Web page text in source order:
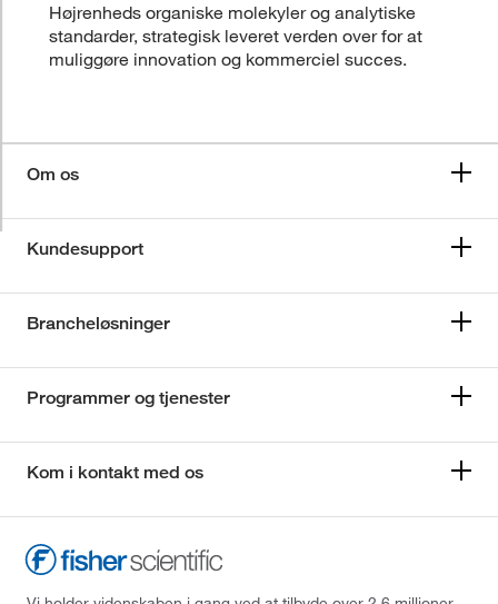
Højrenheds organiske molekyler og analytiske
standarder, strategisk leveret verden over for at
muliggøre innovation og kommerciel succes.
Om os
Kundesupport
Brancheløsninger
Programmer og tjenester
Kom i kontakt med os